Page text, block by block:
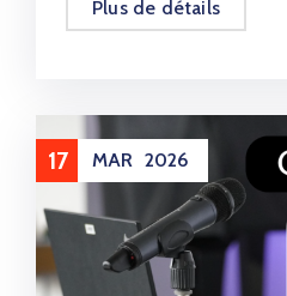
Plus de détails
17 MAR 2026